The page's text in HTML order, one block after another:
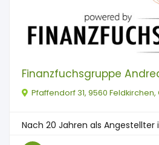
Finanzfuchsgruppe
Pfaffendorf 31, 9560
Nach 20 Jahren als Angestellter